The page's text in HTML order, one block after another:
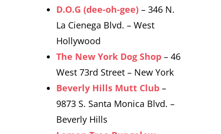
D.O.G (dee-oh-gee) – 346 N.
La Cienega Blvd. – West
Hollywood
The New York Dog Shop – 46
West 73rd Street – New York
Beverly Hills Mutt Club –
9873 S. Santa Monica Blvd. –
Beverly Hills